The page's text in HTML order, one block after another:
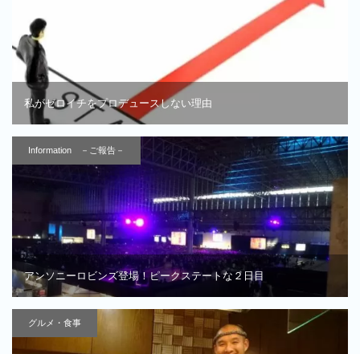
私がゼロイチをプロデュースしない理由
Information －ご報告－
アンソニーロビンズ登場！ピークステートな２日目
グルメ・食事